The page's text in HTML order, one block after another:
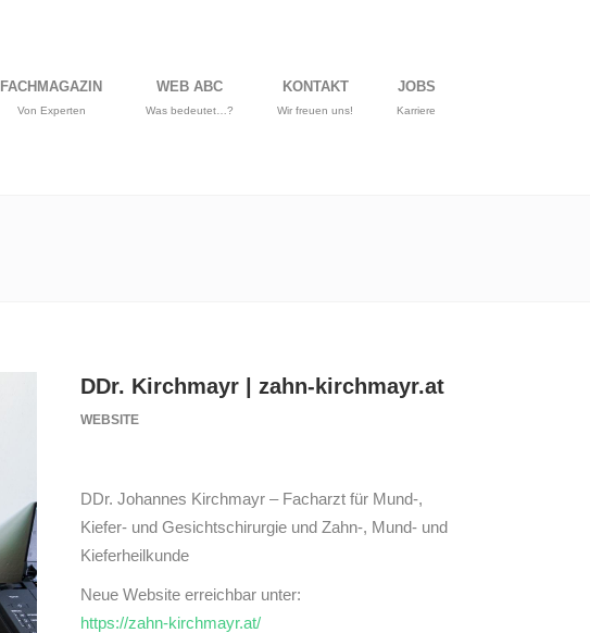
FACHMAGAZIN
Von Experten
WEB ABC
Was bedeutet…?
KONTAKT
Wir freuen uns!
JOBS
Karriere
DDr. Kirchmayr | zahn-kirchmayr.at
WEBSITE
DDr. Johannes Kirchmayr – Facharzt für Mund-,
Kiefer- und Gesichtschirurgie und Zahn-, Mund- und
Kieferheilkunde
Neue Website erreichbar unter:
https://zahn-kirchmayr.at/